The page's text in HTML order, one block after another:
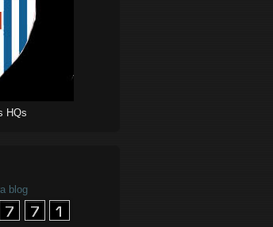
HQs
blog